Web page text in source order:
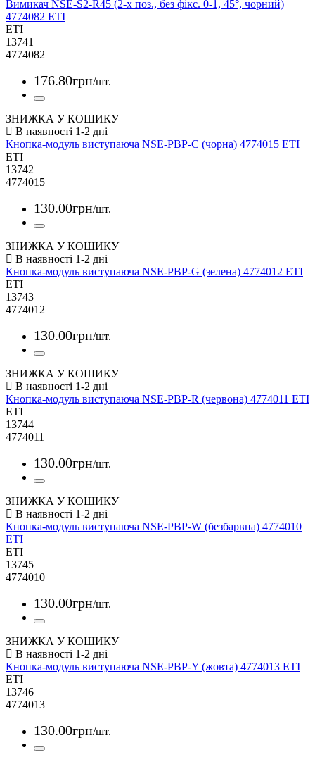
Вимикач NSE-S2-R45 (2-х поз., без фікс. 0-1, 45°, чорний)
4774082 ETI
ETI
13741
4774082
176.80грн/шт.
ЗНИЖКА У КОШИКУ
Кнопка-модуль виступаюча NSE-PBP-C (чорна) 4774015 ETI
ETI
13742
4774015
130.00грн/шт.
ЗНИЖКА У КОШИКУ
Кнопка-модуль виступаюча NSE-PBP-G (зелена) 4774012 ETI
ETI
13743
4774012
130.00грн/шт.
ЗНИЖКА У КОШИКУ
Кнопка-модуль виступаюча NSE-PBP-R (червона) 4774011 ETI
ETI
13744
4774011
130.00грн/шт.
ЗНИЖКА У КОШИКУ
Кнопка-модуль виступаюча NSE-PBP-W (безбарвна) 4774010
ETI
ETI
13745
4774010
130.00грн/шт.
ЗНИЖКА У КОШИКУ
Кнопка-модуль виступаюча NSE-PBP-Y (жовта) 4774013 ETI
ETI
13746
4774013
130.00грн/шт.